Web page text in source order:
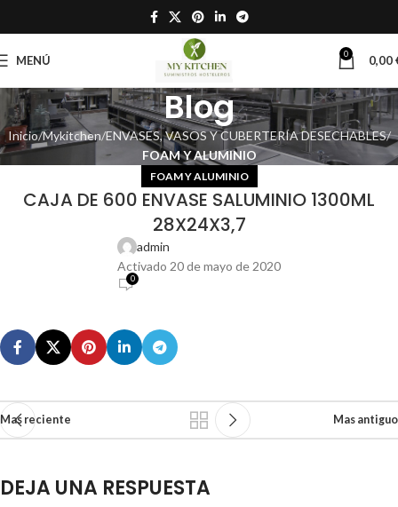
MENÚ 0 0,00
Blog
Inicio Mykitchen ENVASES, VASOS Y CUBERTERÍA DESECHABLES
FOAM Y ALUMINIO
FOAM Y ALUMINIO
CAJA DE 600 ENVASE SALUMINIO 1300ML
28X24X3,7
admin
Activado 20 de mayo de 2020
0
Mas reciente Mas antiguo
DEJA UNA RESPUESTA